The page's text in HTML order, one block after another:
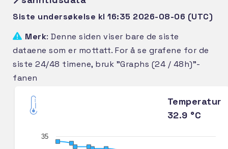
Siste undersøkelse kl 16:35 2026-08-06 (UTC)
Merk: Denne siden viser bare de siste
dataene som er mottatt. For å se grafene for de
siste 24/48 timene, bruk "Graphs (24 / 48h)"-
fanen
Temperatur
32.9 °C
35